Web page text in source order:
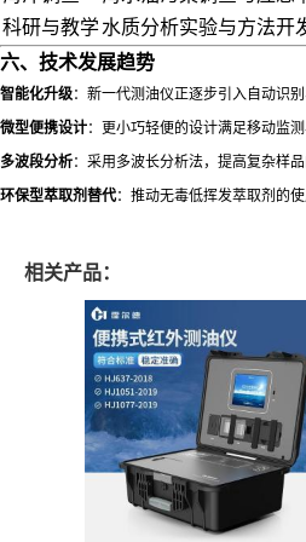
科研与教学水质分析实验与方法开
六、技术发展趋势
智能化升级：新一代测油仪正逐步引入自动识
微型便携设计：更小巧轻便的设计满足移动监测
多波段分析：采用多波长分析法，提高复杂样品
环保型萃取剂替代：推动无毒低挥发萃取剂的
相关产品：